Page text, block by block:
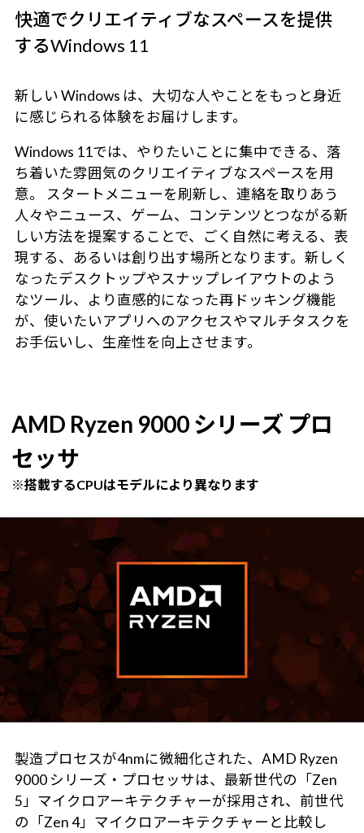
快適でクリエイティブなスペースを提供
するWindows 11
新しい Windows は、大切な人やことをもっと身近
に感じられる体験をお届けします。
Windows 11では、やりたいことに集中できる、落
ち着いた雰囲気のクリエイティブなスペースを用
意。 スタートメニューを刷新し、連絡を取りあう
人々やニュース、ゲーム、コンテンツとつながる新
しい方法を提案することで、ごく自然に考える、表
現する、あるいは創り出す場所となります。新しく
なったデスクトップやスナップレイアウトのよう
なツール、より直感的になった再ドッキング機能
が、使いたいアプリへのアクセスやマルチタスクを
お手伝いし、生産性を向上させます。
AMD Ryzen 9000 シリーズ プロ
セッサ
※搭載するCPUはモデルにより異なります
製造プロセスが4nmに微細化された、AMD Ryzen
9000 シリーズ・プロセッサは、最新世代の「Zen
5」マイクロアーキテクチャーが採用され、前世代
の「Zen 4」マイクロアーキテクチャーと比較し